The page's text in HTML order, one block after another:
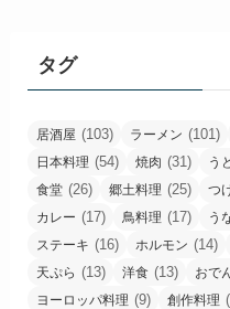
タグ
居酒屋 (103) ラーメン (101)
日本料理 (54) 焼肉 (31) う
食堂 (26) 郷土料理 (25) つ
カレー (17) 鳥料理 (17) う
ステーキ (16) ホルモン (14)
天ぷら (13) 洋食 (13) おで
ヨーロッパ料理 (9) 創作料理